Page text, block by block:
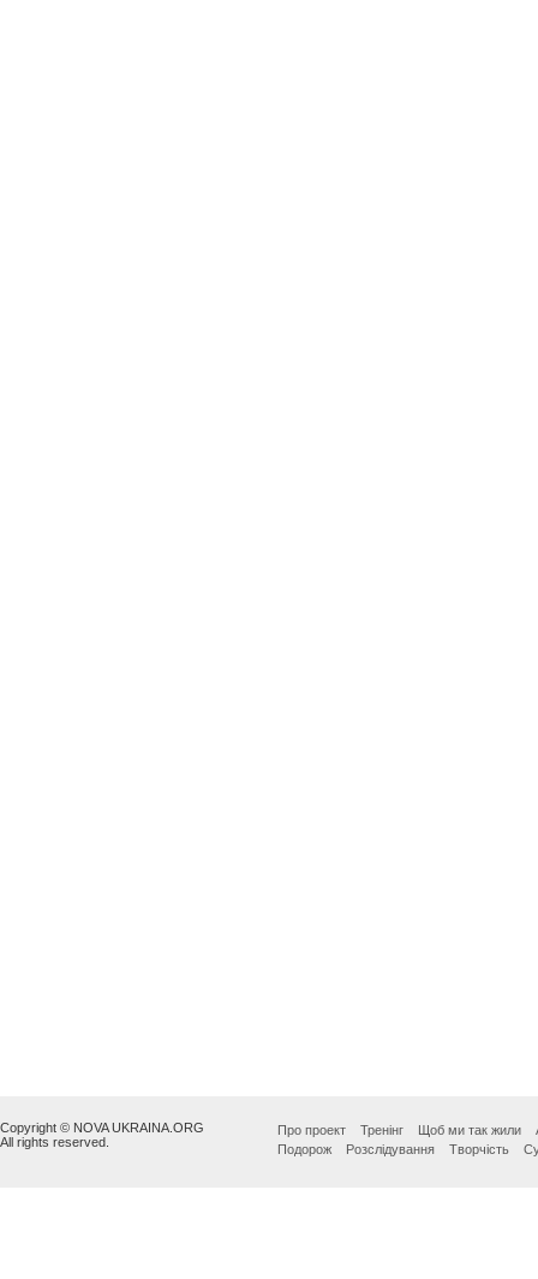
Copyright © NOVA UKRAINA.ORG
All rights reserved.
Про проект Тренінг Щоб ми так жили
Подорож
Розслідування Творчість